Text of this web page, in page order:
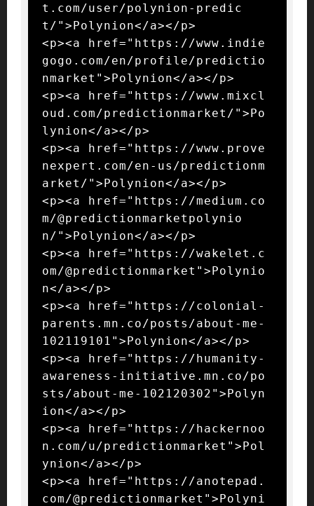
t.com/user/polynion-predic
t/">Polynion</a></p>
<p><a href="https://www.indie
gogo.com/en/profile/predictio
nmarket">Polynion</a></p>
<p><a href="https://www.mixcl
oud.com/predictionmarket/">Po
lynion</a></p>
<p><a href="https://www.prove
nexpert.com/en-us/predictionm
arket/">Polynion</a></p>
<p><a href="https://medium.co
m/@predictionmarketpolynio
n/">Polynion</a></p>
<p><a href="https://wakelet.c
om/@predictionmarket">Polynio
n</a></p>
<p><a href="https://colonial-
parents.mn.co/posts/about-me-
102119101">Polynion</a></p>
<p><a href="https://humanity-
awareness-initiative.mn.co/po
sts/about-me-102120302">Polyn
ion</a></p>
<p><a href="https://hackernoo
n.com/u/predictionmarket">Pol
ynion</a></p>
<p><a href="https://anotepad.
com/@predictionmarket">Polyni